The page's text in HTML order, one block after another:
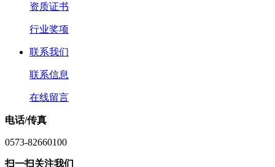
资质证书
行业奖项
联系我们
联系信息
在线留言
电话/传真
0573-82660100
扫一扫关注我们